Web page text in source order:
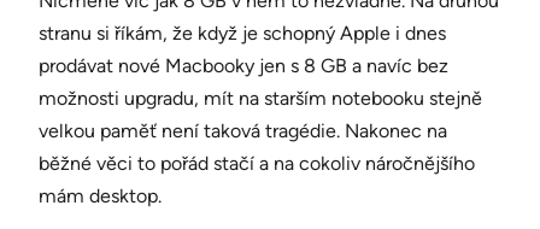
stranu si říkám, že když je schopný Apple i dnes
prodávat nové Macbooky jen s 8 GB a navíc bez
možnosti upgradu, mít na starším notebooku stejně
velkou paměť není taková tragédie. Nakonec na
běžné věci to pořád stačí a na cokoliv náročnějšího
mám desktop.